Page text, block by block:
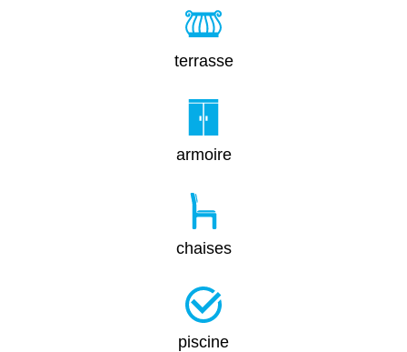
terrasse
armoire
chaises
piscine